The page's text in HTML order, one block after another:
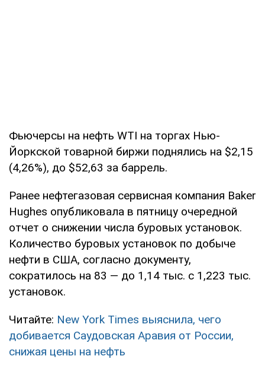
Фьючерсы на нефть WTI на торгах Нью-
Йоркской товарной биржи поднялись на $2,15
(4,26%), до $52,63 за баррель.
Ранее нефтегазовая сервисная компания Baker
Hughes опубликовала в пятницу очередной
отчет о снижении числа буровых установок.
Количество буровых установок по добыче
нефти в США, согласно документу,
сократилось на 83 — до 1,14 тыс. с 1,223 тыс.
установок.
Читайте: New York Times выяснила, чего
добивается Саудовская Аравия от России,
снижая цены на нефть